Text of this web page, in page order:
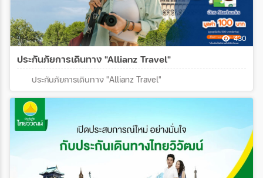
ประกันภัยการเดินทาง "Allianz Travel"
430
ประกันภัยการเดินทาง "Allianz Travel"